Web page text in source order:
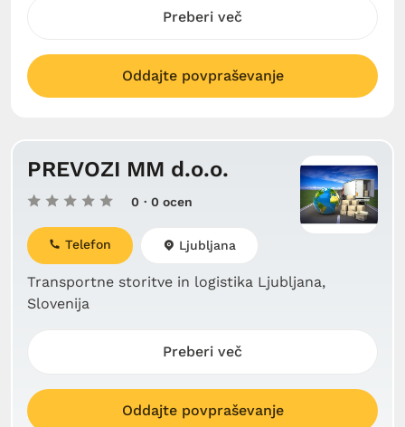
Preberi več
Oddajte povpraševanje
PREVOZI MM d.o.o.
0 · 0 ocen
Transportne storitve in logistika Ljubljana,
Slovenija
Telefon Ljubljana
Preberi več
Oddajte povpraševanje